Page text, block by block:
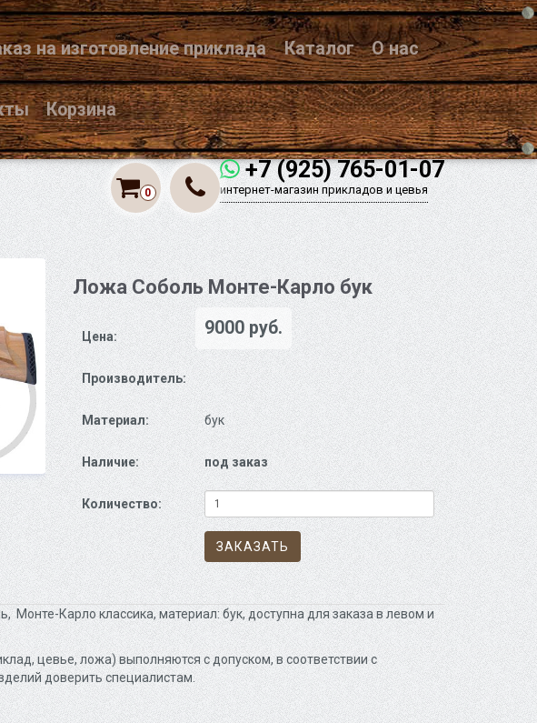
на изготовление приклада Каталог О нас
Корзина
+7 (925) 765-01-07
интернет-магазин прикладов и цевья
0
Ложа Соболь Монте-Карло бук
Цена: 9000 руб.
Производитель:
Материал: бук
Наличие: под заказ
Количество:
ЗАКАЗАТЬ
Монте-Карло классика, материал: бук, доступна для заказа в левом и
цевье, ложа) выполняются с допуском, в соответствии с
доверить специалистам.